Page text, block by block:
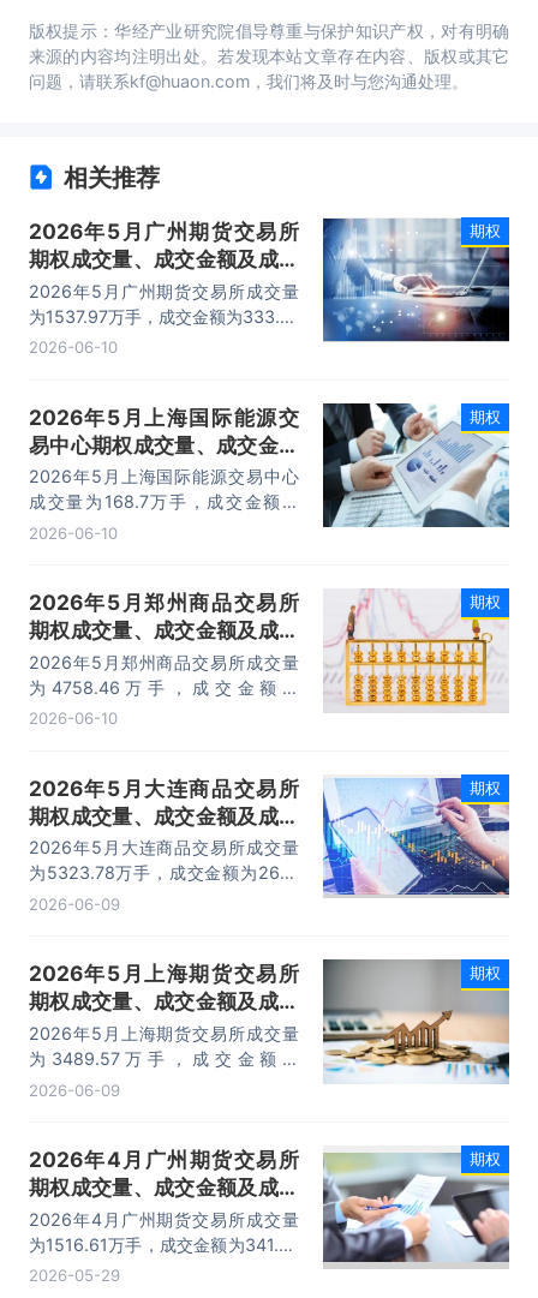
版权提示：华经产业研究院倡导尊重与保护知识产权，对有明确
来源的内容均注明出处。若发现本站文章存在内容、版权或其它
问题，请联系kf@huaon.com，我们将及时与您沟通处理。
相关推荐
2026年5月广州期货交易所
期权成交量、成交金额及成交
金额占全国市场比重统计
2026年5月广州期货交易所成交量
为1537.97万手，成交金额为333.41
亿元，期权成交金额占全国期权市场
2026-06-10
期权
2026年5月上海国际能源交
易中心期权成交量、成交金额
及成交金额占全国市场比重统
计
2026年5月上海国际能源交易中心
成交量为168.7万手，成交金额为
150.2亿元，期权成交金额占全国期
2026-06-10
期权
2026年5月郑州商品交易所
期权成交量、成交金额及成交
金额占全国市场比重统计
2026年5月郑州商品交易所成交量
为4758.46万手，成交金额为
181.72亿元，期权成交金额占全国期
2026-06-10
期权
2026年5月大连商品交易所
期权成交量、成交金额及成交
金额占全国市场比重统计
2026年5月大连商品交易所成交量
为5323.78万手，成交金额为267.1
亿元，期权成交金额占全国期权市场
2026-06-09
期权
2026年5月上海期货交易所
期权成交量、成交金额及成交
金额占全国市场比重统计
2026年5月上海期货交易所成交量
为3489.57万手，成交金额为
1053.71亿元，期权成交金额占全国
2026-06-09
期权
2026年4月广州期货交易所
期权成交量、成交金额及成交
金额占全国市场比重统计
2026年4月广州期货交易所成交量
为1516.61万手，成交金额为341.57
亿元，期权成交金额占全国期权市场
2026-05-29
期权